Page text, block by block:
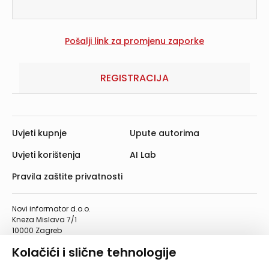
Kolačići i slične tehnologije
REGISTRACIJA
Novi informator d.o.o.
Kneza Mislava 7/1
10000 Zagreb
Telefaks: 01/4612-553
Uvjeti kupnje
Uvjeti korištenja
Pravila zaštite privatnosti
Upute autorima
AI Lab